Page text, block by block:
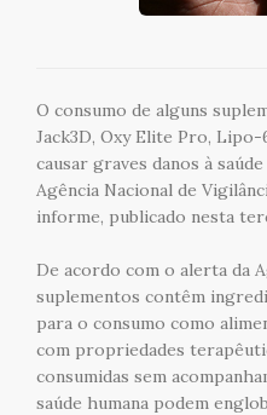
O consumo de alguns
Jack3D, Oxy Elite Pro,
causar graves danos à
Agência Nacional de
informe, publicado nesta
De acordo com o alerta da
suplementos contêm
para o consumo como
com propriedades
consumidas sem
saúde humana podem